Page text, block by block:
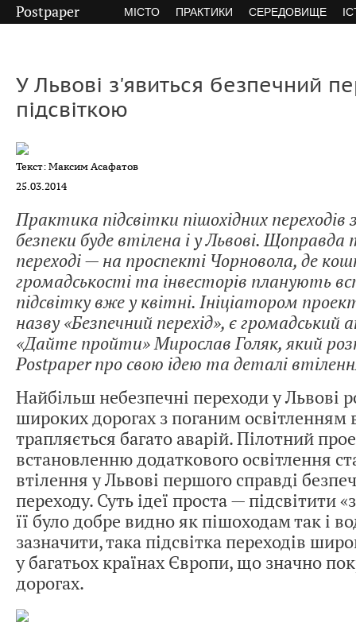
Postpaper МІСТО ПРАКТИКИ СЕРЕДОВИЩЕ
У Львові з'явиться безпечний
підсвіткою
Текст: Максим Асафатов
25.03.2014
Практика підсвітки пішохідних переходів
безпеки буде втілена і у Львові.
переході — на проспекті Чорновола, де
громадськості та інвесторів планують
підсвітку вже у квітні. Ініціатором
назву «Безпечний перехід», є громадський
«Дайте пройти» Мирослав Голяк, який
Postpaper про свою ідею та деталі
Найбільш небезпечні переходи у Львові
широких дорогах з поганим освітленням
трапляється багато аварій. Пілотний
встановленню додаткового освітлення
втілення у Львові першого справді
переходу. Суть ідеї проста — підсвітити
її було добре видно як пішоходам так і
зазначити, така підсвітка переходів
у багатьох країнах Європи, що значно
дорогах.